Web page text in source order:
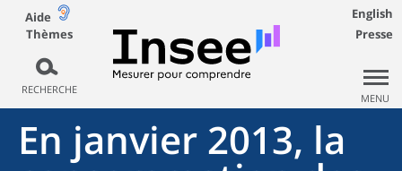
Aide
Thèmes
RECHERCHE
English
Presse
MENU
En janvier 2013, la